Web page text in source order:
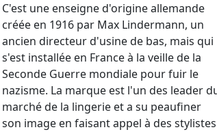
C'est une enseigne d'origine allemande
créée en 1916 par Max Lindermann, un
ancien directeur d'usine de bas, mais qui
s'est installée en France à la veille de la
Seconde Guerre mondiale pour fuir le
nazisme. La marque est l'un des leader
marché de la lingerie et a su peaufiner
son image en faisant appel à des stylistes